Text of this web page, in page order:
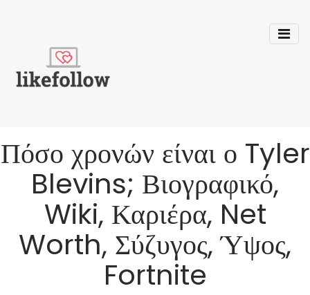
Πόσο χρονών είναι ο Tyler
Blevins; Βιογραφικό,
Wiki, Καριέρα, Net
Worth, Σύζυγος, Ύψος,
Fortnite